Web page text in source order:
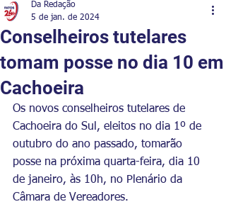
Conselheiros tutelares
tomam posse no dia 10 em
Cachoeira
Da Redação
5 de jan. de 2024
Os novos conselheiros tutelares de
Cachoeira do Sul, eleitos no dia 1º de
outubro do ano passado, tomarão
posse na próxima quarta-feira, dia 10
de janeiro, às 10h, no Plenário da
Câmara de Vereadores.